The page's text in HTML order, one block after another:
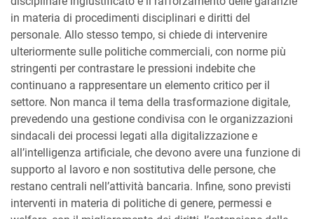
in materia di procedimenti disciplinari e diritti del
personale. Allo stesso tempo, si chiede di intervenire
ulteriormente sulle politiche commerciali, con norme più
stringenti per contrastare le pressioni indebite che
continuano a rappresentare un elemento critico per il
settore. Non manca il tema della trasformazione digitale,
prevedendo una gestione condivisa con le organizzazioni
sindacali dei processi legati alla digitalizzazione e
all’intelligenza artificiale, che devono avere una funzione di
supporto al lavoro e non sostitutiva delle persone, che
restano centrali nell’attività bancaria. Infine, sono previsti
interventi in materia di politiche di genere, permessi e